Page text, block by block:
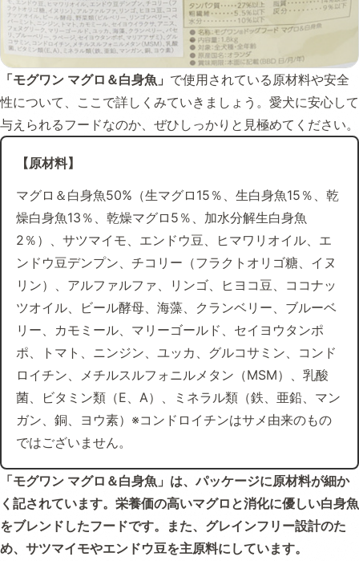
「モグワン マグロ＆白身魚」 で使用されている原材料や安全
性について、ここで詳しくみていきましょう。愛犬に安心して
与えられるフードなのか、ぜひしっかりと見極めてください。
【原材料】
マグロ＆白身魚50%（生マグロ15％、生白身魚15％、乾
燥白身魚13％、乾燥マグロ5％、加水分解生白身魚
2％）、サツマイモ、エンドウ豆、ヒマワリオイル、エ
ンドウ豆デンプン、チコリー（フラクトオリゴ糖、イヌ
リン）、アルファルファ、リンゴ、ヒヨコ豆、ココナッ
ツオイル、ビール酵母、海藻、クランベリー、ブルーベ
リー、カモミール、マリーゴールド、セイヨウタンポ
ポ、トマト、ニンジン、ユッカ、グルコサミン、コンド
ロイチン、メチルスルフォニルメタン（MSM）、乳酸
菌、ビタミン類（E、A）、ミネラル類（鉄、亜鉛、マン
ガン、銅、ヨウ素）※コンドロイチンはサメ由来のもの
ではございません。
「モグワン マグロ＆白身魚」は、パッケージに原材料が細か
く記されています。栄養価の高いマグロと消化に優しい白身魚
をブレンドしたフードです。また、グレインフリー設計のた
め、サツマイモやエンドウ豆を主原料にしています。